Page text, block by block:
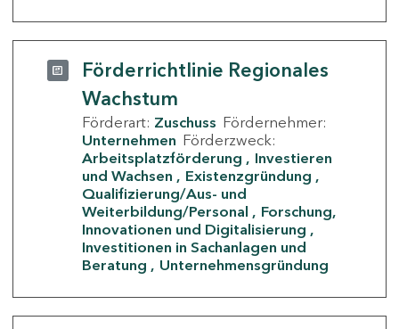
Förderrichtlinie Regionales
Wachstum
Förderart: Zuschuss Fördernehmer:
Unternehmen Förderzweck:
Arbeitsplatzförderung
Investieren
und Wachsen
Existenzgründung
Qualifizierung/Aus- und
Weiterbildung/Personal
Forschung,
Innovationen und Digitalisierung
Investitionen in Sachanlagen und
Beratung
Unternehmensgründung